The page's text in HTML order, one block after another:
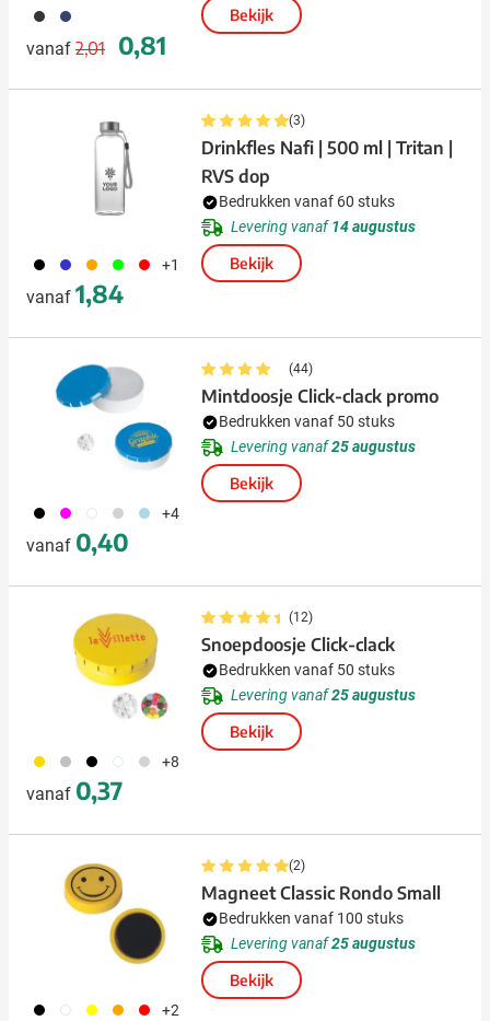
001 005
vanaf
Normale prijs
2,01
Speciale prijs
0,81
Bekijk
001 023 007 019 008 +1
vanaf 1,84
(3)
Drinkfles Nafi | 500 ml | Tritan |
RVS dop
Bedrukken vanaf 60 stuks
Levering vanaf14 augustus
Bekijk
001 046 002 027 018 +4
vanaf 0,40
(44)
Mintdoosje Click-clack promo
Bedrukken vanaf 50 stuks
Levering vanaf25 augustus
Bekijk
031 032 001 002 027 +8
vanaf 0,37
(12)
Snoepdoosje Click-clack
Bedrukken vanaf 50 stuks
Levering vanaf25 augustus
Bekijk
001 002 006 007 008 +2
(2)
Magneet Classic Rondo Small
Bedrukken vanaf 100 stuks
Levering vanaf25 augustus
Bekijk